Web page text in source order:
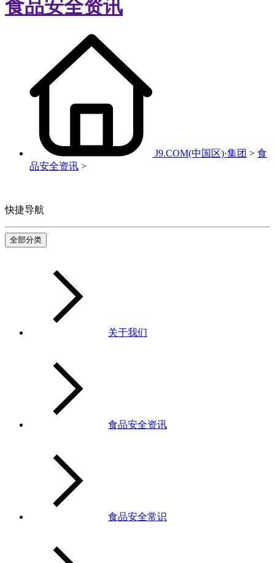
食品安全资讯
J9.COM(中国区)·集团 > 食
品安全资讯 >
快捷导航
全部分类
关于我们
食品安全资讯
食品安全常识